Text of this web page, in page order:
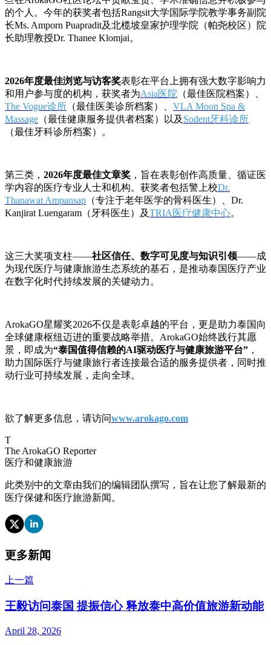
的个人。今年的获奖者包括Rangsit大学国际学院教学事务副院
长Ms. Amporn Puapradit及北榄坡皇家护理学院（帕尧校区）院
长助理教授Dr. Thanee Klomjai。
2026年度最佳浏览与访客奖表彰在平台上拥有强大数字影响力
和用户参与度的机构，获奖者为Asia医院 （最佳医院档案）、
The Vogue诊所 （最佳医美诊所档案）、 VLA Moon Spa &
Massage （最佳健康服务提供者档案）以及 Sodent牙科诊所
（最佳牙科诊所档案）。
第三类， 2026年度最佳文章奖 ，旨在表彰创作高质量、循证医
学内容的医疗专业人士和机构。获奖者包括警上校Dr.
Thanawat Ampansap （专注于老年医学的骨科医生）、Dr.
Kanjirat Luengaram（牙科医生）及TRIA医疗健康中心。
这三大奖项支柱——社区信任、数字可见度与知识引领——成
为现代医疗与健康旅游生态系统的基石，是推动泰国医疗产业
在数字化时代持续发展的关键动力。
ArokaGO星耀奖2026不仅是表彰卓越的平台，更是助力泰国向
全球健康枢纽迈进的重要战略举措。ArokaGO始终践行其愿
景，即成为“泰国值得信赖的AI驱动医疗与健康旅游平台” ，
助力国际医疗与健康旅行者连接最合适的服务提供者，同时推
动行业可持续发展，走向全球。
欲了解更多信息，请访问www.arokago.com
T
The ArokaGO Reporter
医疗和健康旅游
此类别中的文章由我们的编辑团队撰写，旨在让您了解最新的
医疗保健和医疗旅游新闻。
更多新闻
上一篇
王毅访问泰国 提振信心 释放泰中高价值旅游新动能
April 28, 2026